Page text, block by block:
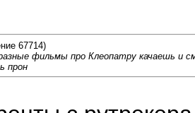
67714)
фильмы про Клеопатру качаешь и
прон